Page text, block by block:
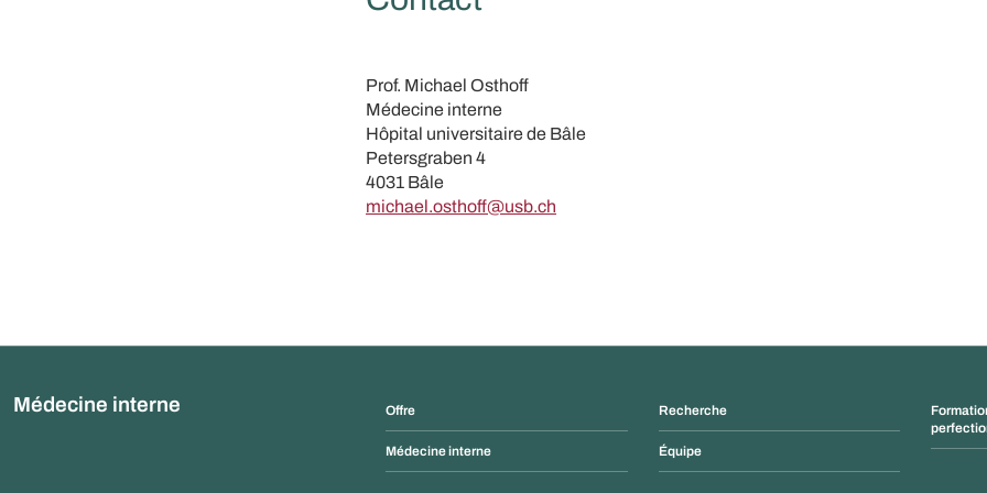
Prof. Michael Osthoff
Médecine interne
Hôpital universitaire de Bâle
Petersgraben 4
4031 Bâle
michael.osthoff@usb.ch
Médecine interne Offre
Médecine interne
Recherche
Équipe